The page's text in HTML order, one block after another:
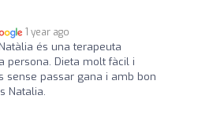
1 year ago
és una terapeuta
persona. Dieta molt fàcil i
sense passar gana i amb bon
Natalia.